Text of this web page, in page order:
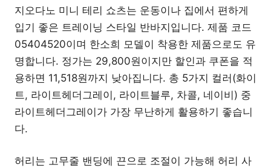
지오다노 미니 테리 쇼츠는 운동이나 집에서 편하게
입기 좋은 트레이닝 스타일 반바지입니다. 제품 코드
05404520이며 한소희 모델이 착용한 제품으로도 유
명합니다. 정가는 29,800원이지만 할인과 쿠폰을 적
용하면 11,518원까지 낮아집니다. 총 5가지 컬러(화이
트, 라이트헤더그레이, 라이트블루, 차콜, 네이비) 중
라이트헤더그레이가 가장 무난하게 활용하기 좋습니
다.
허리는 고무줄 밴딩에 끈으로 조절이 가능해 허리 사